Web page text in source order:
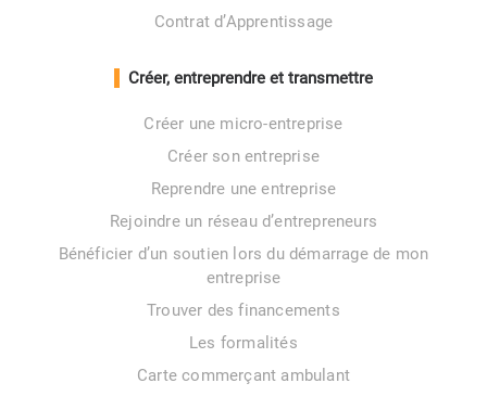
Contrat d’Apprentissage
Créer, entreprendre et transmettre
Créer une micro-entreprise
Créer son entreprise
Reprendre une entreprise
Rejoindre un réseau d’entrepreneurs
Bénéficier d’un soutien lors du démarrage de mon
entreprise
Trouver des financements
Les formalités
Carte commerçant ambulant